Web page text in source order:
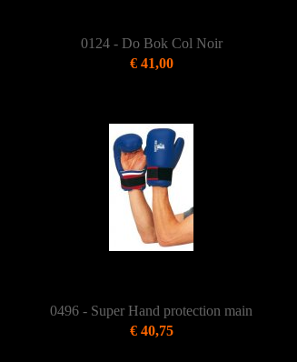
0124 - Do Bok Col Noir
€ 41,00
0496 - Super Hand protection main
€ 40,75